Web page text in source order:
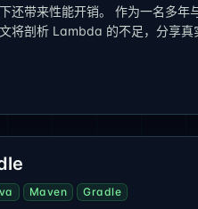
还带来性能开销。 作为一名多
将剖析 Lambda 的不足，分享
Maven Gradle